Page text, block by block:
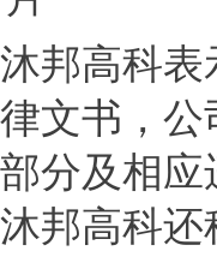
沐邦高科表
律文书，公
部分及相应
沐邦高科还